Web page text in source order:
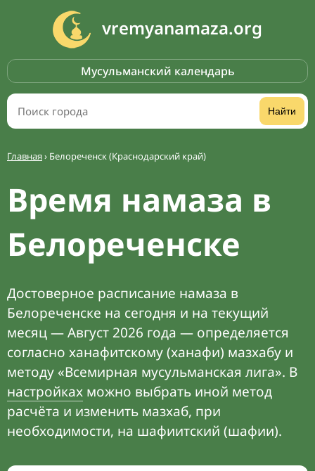
vremyanamaza.org
Мусульманский календарь
Найти
Главная› Белореченск (Краснодарский край)
Время намаза в
Белореченске
Достоверное расписание намаза в
Белореченске на сегодня и на текущий
месяц — Август 2026 года — определяется
согласно ханафитскому (ханафи) мазхабу и
методу «Всемирная мусульманская лига». В
настройках можно выбрать иной метод
расчёта и изменить мазхаб, при
необходимости, на шафиитский (шафии).